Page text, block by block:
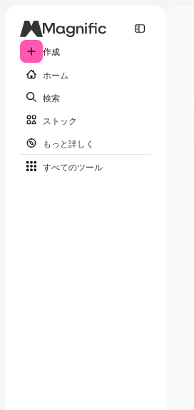
作成
ホーム
検索
ストック
もっと詳しく
すべてのツール